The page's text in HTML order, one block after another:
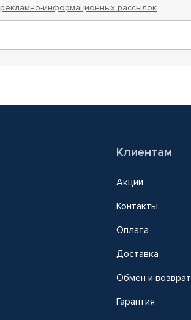
рекламно-информационных рассылок
Клиентам
Акции
Контакты
Оплата
Доставка
Обмен и возврат
Гарантия